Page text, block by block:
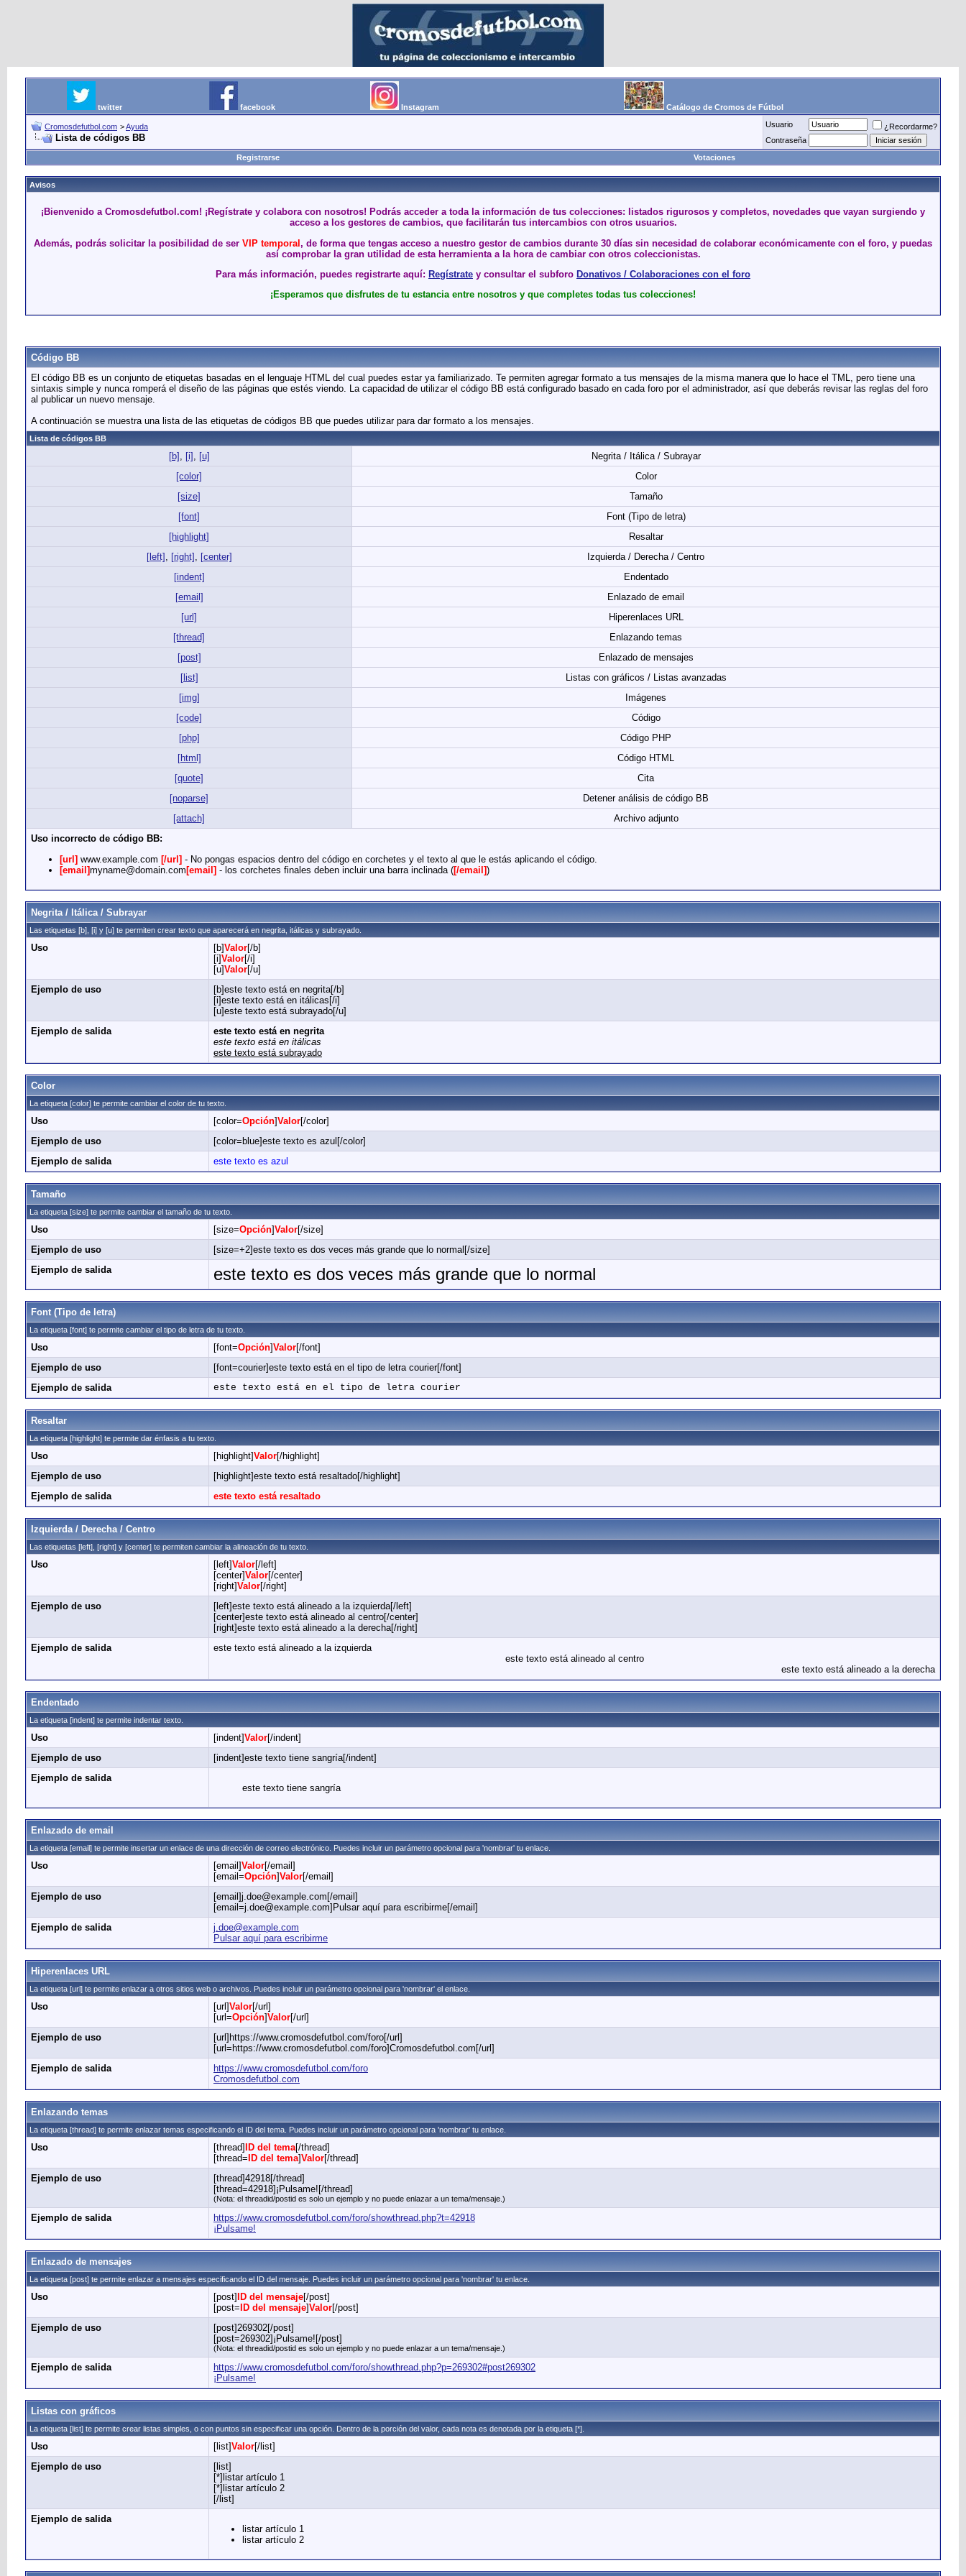
twitter facebook Instagram Catálogo de Cromos de Fútbol
Cromosdefutbol.com >Ayuda
Lista de códigos BB
Usuario
¿Recordarme?
Contraseña
Registrarse
Votaciones
Avisos
¡Bienvenido a Cromosdefutbol.com! ¡Regístrate y colabora con nosotros! Podrás acceder a toda la información de tus colecciones: listados rigurosos y completos, novedades que vayan surgiendo y
acceso a los gestores de cambios, que facilitarán tus intercambios con otros usuarios.
Además, podrás solicitar la posibilidad de ser VIP temporal, de forma que tengas acceso a nuestro gestor de cambios durante 30 días sin necesidad de colaborar económicamente con el foro, y puedas
así comprobar la gran utilidad de esta herramienta a la hora de cambiar con otros coleccionistas.
Para más información, puedes registrarte aquí: Regístrate y consultar el subforo Donativos / Colaboraciones con el foro
¡Esperamos que disfrutes de tu estancia entre nosotros y que completes todas tus colecciones!
Código BB
El código BB es un conjunto de etiquetas basadas en el lenguaje HTML del cual puedes estar ya familiarizado. Te permiten agregar formato a tus mensajes de la misma manera que lo hace el TML, pero tiene una
sintaxis simple y nunca romperá el diseño de las páginas que estés viendo. La capacidad de utilizar el código BB está configurado basado en cada foro por el administrador, así que deberás revisar las reglas del foro
al publicar un nuevo mensaje.
A continuación se muestra una lista de las etiquetas de códigos BB que puedes utilizar para dar formato a los mensajes.
Lista de códigos BB
[b] , [i] , [u]
Negrita / Itálica / Subrayar
[color]
Color
[size]
Tamaño
[font]
Font (Tipo de letra)
[highlight]
Resaltar
[left] , [right] , [center]
Izquierda / Derecha / Centro
[indent]
Endentado
[email]
Enlazado de email
[url]
Hiperenlaces URL
[thread]
Enlazando temas
[post]
Enlazado de mensajes
[list]
Listas con gráficos / Listas avanzadas
[img]
Imágenes
[code]
Código
[php]
Código PHP
[html]
Código HTML
[quote]
Cita
[noparse]
Detener análisis de código BB
[attach]
Archivo adjunto
Uso incorrecto de código BB:
[url] www.example.com [/url] - No pongas espacios dentro del código en corchetes y el texto al que le estás aplicando el código.
[email]myname@domain.com[email] - los corchetes finales deben incluir una barra inclinada ([/email])
Negrita / Itálica / Subrayar
Las etiquetas [b], [i] y [u] te permiten crear texto que aparecerá en negrita, itálicas y subrayado.
Uso [b]Valor[/b]
[i]Valor[/i]
[u]Valor[/u]
Ejemplo de uso
[b]este texto está en negrita[/b]
[i]este texto está en itálicas[/i]
[u]este texto está subrayado[/u]
Ejemplo de salida
este texto está en negrita
este texto está en itálicas
este texto está subrayado
Color
La etiqueta [color] te permite cambiar el color de tu texto.
Uso [color=Opción]Valor[/color]
Ejemplo de uso
[color=blue]este texto es azul[/color]
Ejemplo de salida
este texto es azul
Tamaño
La etiqueta [size] te permite cambiar el tamaño de tu texto.
Uso [size=Opción]Valor[/size]
Ejemplo de uso
[size=+2]este texto es dos veces más grande que lo normal[/size]
Ejemplo de salida
este texto es dos veces más grande que lo normal
Font (Tipo de letra)
La etiqueta [font] te permite cambiar el tipo de letra de tu texto.
Uso [font=Opción]Valor[/font]
Ejemplo de uso
[font=courier]este texto está en el tipo de letra courier[/font]
Ejemplo de salida
este texto está en el tipo de letra courier
Resaltar
La etiqueta [highlight] te permite dar énfasis a tu texto.
Uso [highlight]Valor[/highlight]
Ejemplo de uso
[highlight]este texto está resaltado[/highlight]
Ejemplo de salida
este texto está resaltado
Izquierda / Derecha / Centro
Las etiquetas [left], [right] y [center] te permiten cambiar la alineación de tu texto.
Uso [left]Valor[/left]
[center]Valor[/center]
[right]Valor[/right]
Ejemplo de uso
[left]este texto está alineado a la izquierda[/left]
[center]este texto está alineado al centro[/center]
[right]este texto está alineado a la derecha[/right]
Ejemplo de salida
este texto está alineado a la izquierda
este texto está alineado al centro
este texto está alineado a la derecha
Endentado
La etiqueta [indent] te permite indentar texto.
Uso [indent]Valor[/indent]
Ejemplo de uso
[indent]este texto tiene sangría[/indent]
Ejemplo de salida
este texto tiene sangría
Enlazado de email
La etiqueta [email] te permite insertar un enlace de una dirección de correo electrónico. Puedes incluir un parámetro opcional para 'nombrar' tu enlace.
Uso [email]Valor[/email]
[email=Opción]Valor[/email]
Ejemplo de uso
[email]j.doe@example.com[/email]
[email=j.doe@example.com]Pulsar aquí para escribirme[/email]
Ejemplo de salida
j.doe@example.com
Pulsar aquí para escribirme
Hiperenlaces URL
La etiqueta [url] te permite enlazar a otros sitios web o archivos. Puedes incluir un parámetro opcional para 'nombrar' el enlace.
Uso [url]Valor[/url]
[url=Opción]Valor[/url]
Ejemplo de uso
[url]https://www.cromosdefutbol.com/foro[/url]
[url=https://www.cromosdefutbol.com/foro]Cromosdefutbol.com[/url]
Ejemplo de salida
https://www.cromosdefutbol.com/foro
Cromosdefutbol.com
Enlazando temas
La etiqueta [thread] te permite enlazar temas especificando el ID del tema. Puedes incluir un parámetro opcional para 'nombrar' tu enlace.
Uso [thread] ID del tema[/thread]
[thread= ID del tema]Valor[/thread]
Ejemplo de uso
[thread]42918[/thread]
[thread=42918]¡Pulsame![/thread]
(Nota: el threadid/postid es solo un ejemplo y no puede enlazar a un tema/mensaje.)
Ejemplo de salida
https://www.cromosdefutbol.com/foro/showthread.php?t=42918
¡Pulsame!
Enlazado de mensajes
La etiqueta [post] te permite enlazar a mensajes especificando el ID del mensaje. Puedes incluir un parámetro opcional para 'nombrar' tu enlace.
Uso [post] ID del mensaje[/post]
[post= ID del mensaje]Valor[/post]
Ejemplo de uso
[post]269302[/post]
[post=269302]¡Pulsame![/post]
(Nota: el threadid/postid es solo un ejemplo y no puede enlazar a un tema/mensaje.)
Ejemplo de salida
https://www.cromosdefutbol.com/foro/showthread.php?p=269302#post269302
¡Pulsame!
Listas con gráficos
La etiqueta [list] te permite crear listas simples, o con puntos sin especificar una opción. Dentro de la porción del valor, cada nota es denotada por la etiqueta [*].
Uso [list]Valor[/list]
Ejemplo de uso
[list]
[*]listar artículo 1
[*]listar artículo 2
[/list]
Ejemplo de salida
listar artículo 1
listar artículo 2